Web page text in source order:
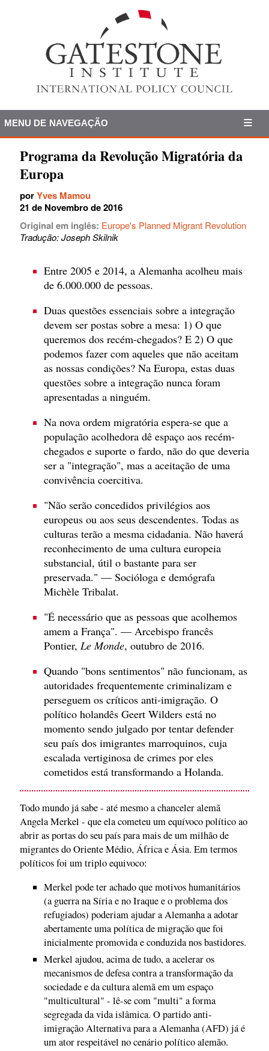
MENU DE NAVEGAÇÃO
Programa da Revolução Migratória da
Europa
porYves Mamou
21 de Novembro de 2016
Original em inglês: Europe's Planned Migrant Revolution
Tradução: Joseph Skilnik
Entre 2005 e 2014, a Alemanha acolheu mais
de 6.000.000 de pessoas.
Duas questões essenciais sobre a integração
devem ser postas sobre a mesa: 1) O que
queremos dos recém-chegados? E 2) O que
podemos fazer com aqueles que não aceitam
as nossas condições? Na Europa, estas duas
questões sobre a integração nunca foram
apresentadas a ninguém.
Na nova ordem migratória espera-se que a
população acolhedora dê espaço aos recém-
chegados e suporte o fardo, não do que deveria
ser a "integração", mas a aceitação de uma
convivência coercitiva.
"Não serão concedidos privilégios aos
europeus ou aos seus descendentes. Todas as
culturas terão a mesma cidadania. Não haverá
reconhecimento de uma cultura europeia
substancial, útil o bastante para ser
preservada." — Socióloga e demógrafa
Michèle Tribalat.
"É necessário que as pessoas que acolhemos
amem a França". — Arcebispo francês
Pontier, Le Monde, outubro de 2016.
Quando "bons sentimentos" não funcionam, as
autoridades frequentemente criminalizam e
perseguem os críticos anti-imigração. O
político holandês Geert Wilders está no
momento sendo julgado por tentar defender
seu país dos imigrantes marroquinos, cuja
escalada vertiginosa de crimes por eles
cometidos está transformando a Holanda.
Todo mundo já sabe - até mesmo a chanceler alemã
Angela Merkel - que ela cometeu um equívoco político ao
abrir as portas do seu país para mais de um milhão de
migrantes do Oriente Médio, África e Ásia. Em termos
políticos foi um triplo equivoco:
Merkel pode ter achado que motivos humanitários
(a guerra na Síria e no Iraque e o problema dos
refugiados) poderiam ajudar a Alemanha a adotar
abertamente uma política de migração que foi
inicialmente promovida e conduzida nos bastidores.
Merkel ajudou, acima de tudo, a acelerar os
mecanismos de defesa contra a transformação da
sociedade e da cultura alemã em um espaço
"multicultural" - lê-se com "multi" a forma
segregada da vida islâmica. O partido anti-
imigração Alternativa para a Alemanha (AFD) já é
um ator respeitável no cenário político alemão.